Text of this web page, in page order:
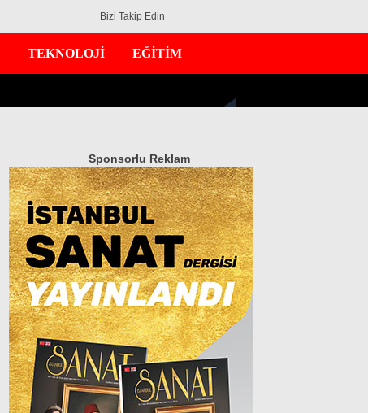
GÜNDEM
EKONOMİ
DÜNYA
MAGAZİN
SPOR
Bizi Takip Edin
TEKNOLOJİ EĞİTİM
Sponsorlu Reklam